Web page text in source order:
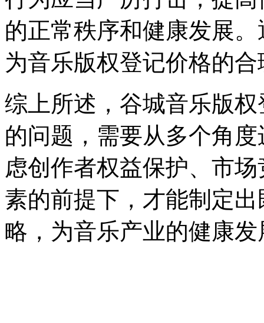
的正常秩序和健康发展
为音乐版权登记价格的
综上所述，谷城音乐版
的问题，需要从多个角
虑创作者权益保护、市
素的前提下，才能制定
略，为音乐产业的健康